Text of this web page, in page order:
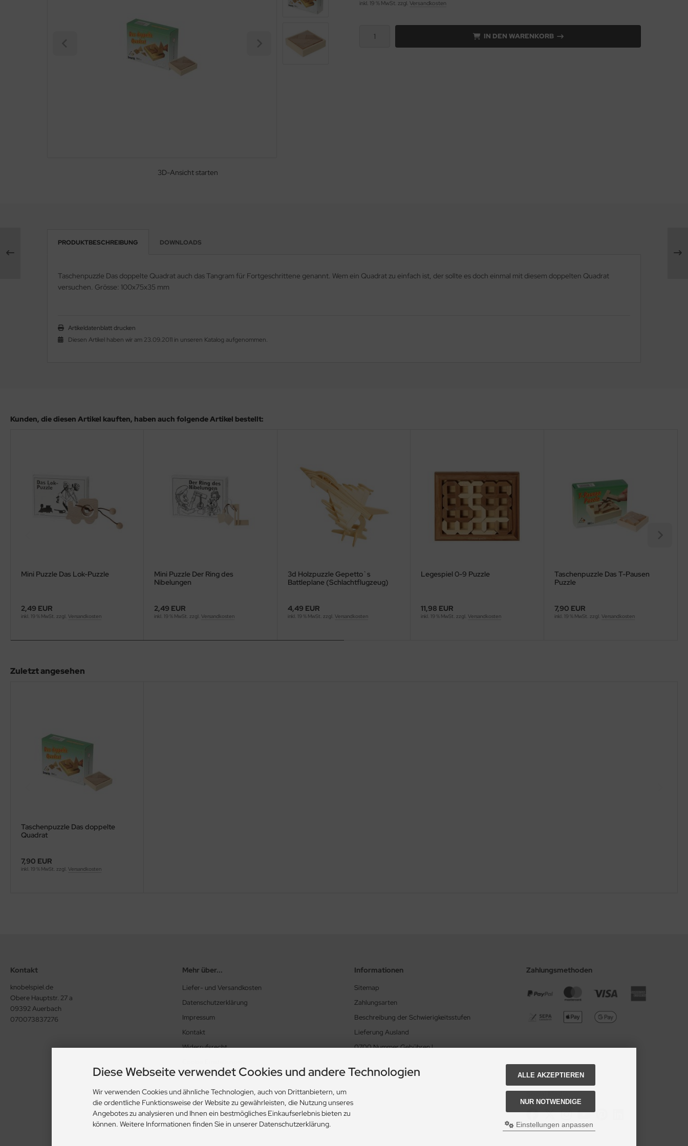
3D-Ansicht starten
inkl. 19 % MwSt. zzgl. Versandkosten
IN DEN WARENKORB
PRODUKTBESCHREIBUNG DOWNLOADS
Taschenpuzzle Das doppelte Quadrat auch das Tangram für Fortgeschrittene genannt. Wem ein Quadrat zu einfach ist, der sollte es doch einmal mit diesem doppelten Quadrat
versuchen. Grösse: 100x75x35 mm
Artikeldatenblatt drucken
Diesen Artikel haben wir am 23.09.2011 in unseren Katalog aufgenommen.
Kunden, die diesen Artikel kauften, haben auch folgende Artikel bestellt:
Mini Puzzle Das Lok-Puzzle
2,49 EUR
inkl. 19 % MwSt. zzgl. Versandkosten
Mini Puzzle Der Ring des
Nibelungen
2,49 EUR
inkl. 19 % MwSt. zzgl.Versandkosten
3d Holzpuzzle Gepetto`s
Battleplane (Schlachtflugzeug)
4,49 EUR
inkl. 19 % MwSt. zzgl. Versandkosten
Legespiel 0-9 Puzzle
11,98 EUR
inkl. 19 % MwSt. zzgl.Versandkosten
Taschenpuzzle Das T-Pausen
Puzzle
7,90 EUR
inkl. 19 % MwSt. zzgl. Versandkosten
Zuletzt angesehen
Taschenpuzzle Das doppelte
Quadrat
7,90 EUR
inkl. 19 % MwSt. zzgl. Versandkosten
Kontakt
knobelspiel.de
Obere Hauptstr. 27 a
09392 Auerbach
070073837276
Mehr über...
Liefer- und Versandkosten
Datenschutzerklärung
Impressum
Kontakt
Widerrufsrecht
Informationen
Sitemap
Zahlungsarten
Beschreibung der Schwierigkeitsstufen
Lieferung Ausland
0700 Nummer Gebühren !
Zahlungsmethoden
Social Media
Diese Webseite verwendet Cookies und andere Technologien
Wir verwenden Cookies und ähnliche Technologien, auch von Drittanbietern, um
die ordentliche Funktionsweise der Website zu gewährleisten, die Nutzung unseres
Angebotes zu analysieren und Ihnen ein bestmögliches Einkaufserlebnis bieten zu
können. Weitere Informationen finden Sie in unserer Datenschutzerklärung.
ALLE AKZEPTIEREN
NUR NOTWENDIGE
Einstellungen anpassen